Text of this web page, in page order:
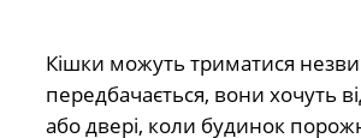
Кішки можуть триматися
передбачається, вони хочуть
або двері, коли будинок